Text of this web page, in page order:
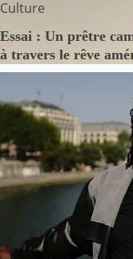
Culture
Essai : Un prêtre
à travers le rêve